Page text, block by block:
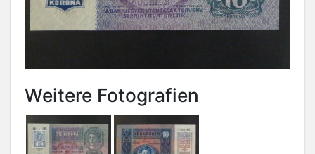
Weitere Fotografien